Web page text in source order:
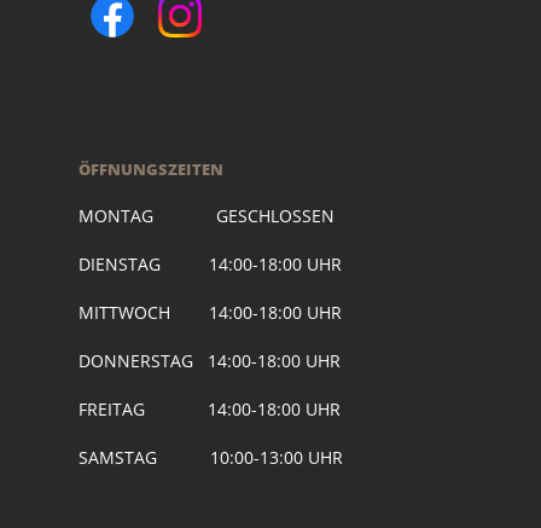
ÖFFNUNGSZEITEN
MONTAG GESCHLOSSEN
DIENSTAG 14:00-18:00 UHR
MITTWOCH 14:00-18:00 UHR
DONNERSTAG 14:00-18:00 UHR
FREITAG 14:00-18:00 UHR
SAMSTAG 10:00-13:00 UHR